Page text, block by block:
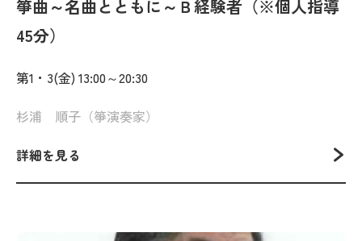
箏曲～名曲とともに～Ｂ経験者（※個人指導
45分）
第1・3(金) 13:00～20:30
杉浦 順子（箏演奏家）
詳細を見る